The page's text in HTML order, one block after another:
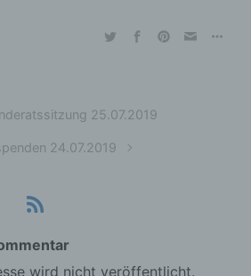
25.07.2019
24.07.2019
wird nicht veröffentlicht.